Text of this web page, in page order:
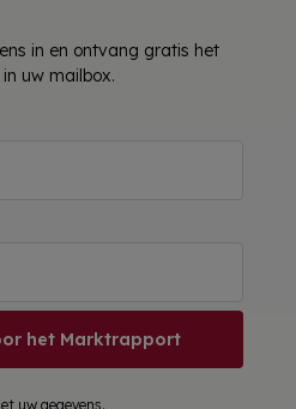
in en ontvang gratis het
uw mailbox.
het Marktrapport
uw gegevens.